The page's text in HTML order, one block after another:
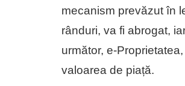
mecanism prevăzut în
rânduri, va fi abrogat,
următor, e-
valoarea de piață.